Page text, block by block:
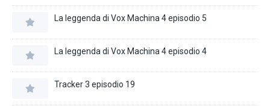
La leggenda di Vox Machina 4 episodio 5
La leggenda di Vox Machina 4 episodio 4
Tracker 3 episodio 19